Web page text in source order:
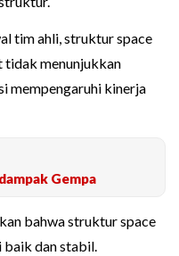
tim ahli, struktur space
tidak menunjukkan
mempengaruhi kinerja
Gempa
bahwa struktur space
baik dan stabil.